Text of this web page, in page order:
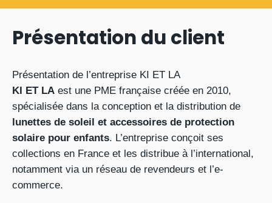
Présentation du client
Présentation de l’entreprise KI ET LA
KI ET LA est une PME française créée en 2010,
spécialisée dans la conception et la distribution de
lunettes de soleil et accessoires de protection
solaire pour enfants. L’entreprise conçoit ses
collections en France et les distribue à l’international,
notamment via un réseau de revendeurs et l’e-
commerce.